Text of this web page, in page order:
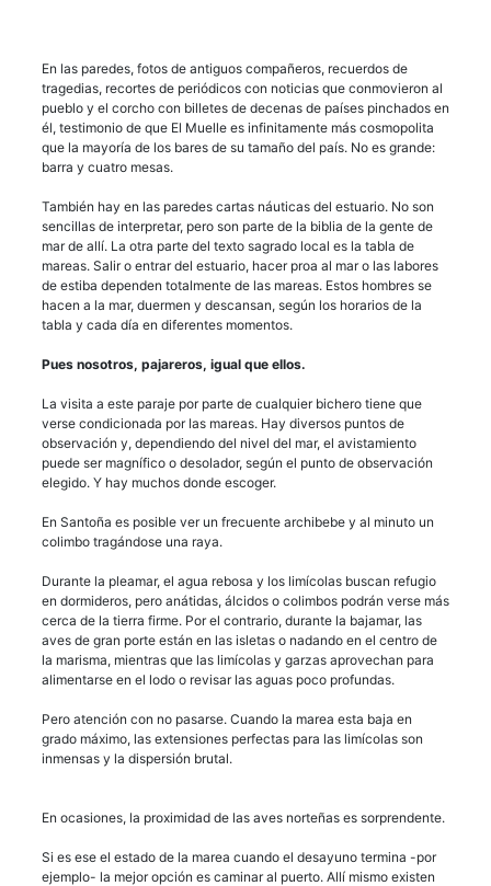
En las paredes, fotos de antiguos compañeros, recuerdos de
tragedias, recortes de periódicos con noticias que conmovieron al
pueblo y el corcho con billetes de decenas de países pinchados en
él, testimonio de que El Muelle es infinitamente más cosmopolita
que la mayoría de los bares de su tamaño del país. No es grande:
barra y cuatro mesas.
También hay en las paredes cartas náuticas del estuario. No son
sencillas de interpretar, pero son parte de la biblia de la gente de
mar de allí. La otra parte del texto sagrado local es la tabla de
mareas. Salir o entrar del estuario, hacer proa al mar o las labores
de estiba dependen totalmente de las mareas. Estos hombres se
hacen a la mar, duermen y descansan, según los horarios de la
tabla y cada día en diferentes momentos.
Pues nosotros, pajareros, igual que ellos.
La visita a este paraje por parte de cualquier bichero tiene que
verse condicionada por las mareas. Hay diversos puntos de
observación y, dependiendo del nivel del mar, el avistamiento
puede ser magnífico o desolador, según el punto de observación
elegido. Y hay muchos donde escoger.
En Santoña es posible ver un frecuente archibebe y al minuto un
colimbo tragándose una raya.
Durante la pleamar, el agua rebosa y los limícolas buscan refugio
en dormideros, pero anátidas, álcidos o colimbos podrán verse más
cerca de la tierra firme. Por el contrario, durante la bajamar, las
aves de gran porte están en las isletas o nadando en el centro de
la marisma, mientras que las limícolas y garzas aprovechan para
alimentarse en el lodo o revisar las aguas poco profundas.
Pero atención con no pasarse. Cuando la marea esta baja en
grado máximo, las extensiones perfectas para las limícolas son
inmensas y la dispersión brutal.
En ocasiones, la proximidad de las aves norteñas es sorprendente.
Si es ese el estado de la marea cuando el desayuno termina -por
ejemplo- la mejor opción es caminar al puerto. Allí mismo existen